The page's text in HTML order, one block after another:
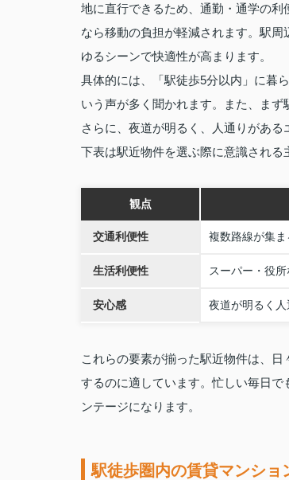
地に直行できるため、通勤・通学の
なら移動の負担が軽減されます。駅
ゆるシーンで快適性が高まります。
具体的には、「駅徒歩5分以内」に暮
いう声が多く聞かれます。また、ま
さらに、夜道が明るく、人通りがある
下表は駅近物件を選ぶ際に意識される
観点
交通利便性 複数路線が集
生活利便性 スーパー・役
安心感 夜道が明るく
これらの要素が揃った駅近物件は、
するのに適しています。忙しい毎日
ンテージになります。
駅徒歩圏内の賃貸マンショ